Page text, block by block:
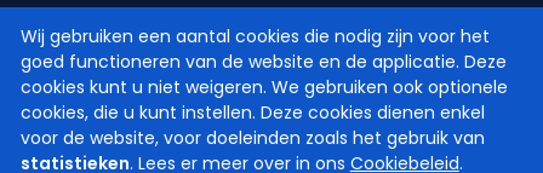
Wij gebruiken een aantal cookies die nodig zijn voor het
goed functioneren van de website en de applicatie. Deze
cookies kunt u niet weigeren. We gebruiken ook optionele
cookies, die u kunt instellen. Deze cookies dienen enkel
voor de website, voor doeleinden zoals het gebruik van
statistieken. Lees er meer over in ons Cookiebeleid.
e-Deposit
Territoriale bevoegdheid